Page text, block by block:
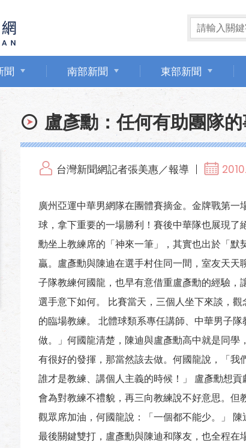
聞 南部新聞 東部新聞
盧彥勳：任何有助團隊
台灣新聞網記者張美惠／報導
廣州亞運中華男網隊在團體賽摘金。金牌戰第
球，拿下重要的一場勝利！賽後中華隊也展現
勳坐上教練席的「神來一筆」，其實也出於「
贏。盧彥勳與陳迪在選手村住同一間，室友天
子隊教練何國龍，也早有意借重盧彥勳的經驗
選手意下如何。 比賽當天，三個人坐下來談，
的臨場教練。 北體球類系專任講師、中華男子
做。」何國龍清楚，陳迪與盧彥勳高中就是同
有很好的發揮，那當然該去做。何國龍說，「
誰才是教練、講個人主義的時候！」 盧彥勳想
會為對教練不禮貌，再三向教練說不好意思。
觀眾席加油，何國龍說：「一個都不能少。」
最後關鍵雙打，盧彥勳與陳迪和隊友，也全程